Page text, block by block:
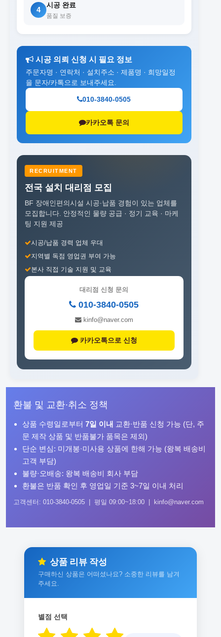
4
시공 완료
품질 보증
시공 의뢰 신청 시 필요 정보
주문자명 · 연락처 · 설치주소 · 제품명 · 희망일정
을 문자/카톡으로 보내주세요.
010-3840-0505
카카오톡 문의
RECRUITMENT
전국 설치 대리점 모집
BF 장애인편의시설 시공·납품 경험이 있는 업체를
모집합니다. 안정적인 물량 공급 · 정기 교육 · 마케
팅 지원 제공
시공/납품 경력 업체 우대
지역별 독점 영업권 부여 가능
본사 직접 기술 지원 및 교육
대리점 신청 문의
010-3840-0505
kinfo@naver.com
카카오톡으로 신청
환불 및 교환·취소 정책
상품 수령일로부터 7일 이내 교환·반품 신청 가능 (단, 주
문 제작 상품 및 반품불가 품목은 제외)
단순 변심: 미개봉·미사용 상품에 한해 가능 (왕복 배송비
고객 부담)
불량·오배송: 왕복 배송비 회사 부담
환불은 반품 확인 후 영업일 기준 3~7일 이내 처리
고객센터: 010-3840-0505 | 평일 09:00~18:00 | kinfo@naver.com
상품 리뷰 작성
구매하신 상품은 어떠셨나요? 소중한 리뷰를 남겨
주세요.
별점 선택